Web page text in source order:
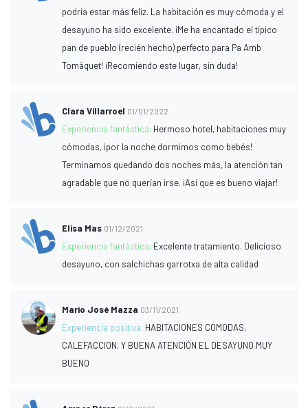
podría estar más feliz. La habitación es muy cómoda y el
desayuno ha sido excelente. ¡Me ha encantado el típico
pan de pueblo (recién hecho) perfecto para Pa Amb
Tomàquet! ¡Recomiendo este lugar, sin duda!
Clara Villarroel 01/01/2022
Experiencia fantástica: Hermoso hotel, habitaciones muy
cómodas, ¡por la noche dormimos como bebés!
Terminamos quedando dos noches más, la atención tan
agradable que no querían irse. ¡Así que es bueno viajar!
Elisa Mas 01/12/2021
Experiencia fantástica: Excelente tratamiento. Delicioso
desayuno, con salchichas garrotxa de alta calidad
Mario José Mazza 03/11/2021
Experiencia positiva: HABITACIONES COMODAS,
CALEFACCION, Y BUENA ATENCIÓN EL DESAYUNO MUY
BUENO